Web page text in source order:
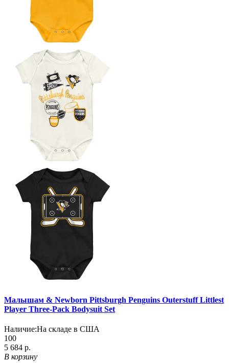
Малышам & Newborn Pittsburgh Penguins Outerstuff Littlest
Player Three-Pack Bodysuit Set
Наличие:На складе в США
100
5 684 р.
В корзину